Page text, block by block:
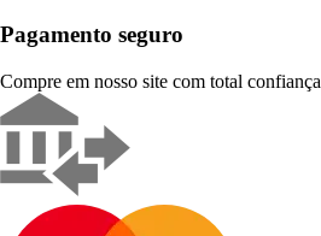
Pagamento seguro
Compre em nosso site com total confiança